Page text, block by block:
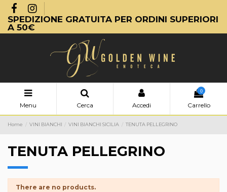
SPEDIZIONE GRATUITA PER ORDINI SUPERIORI
A 50€
Menu Cerca Accedi
0
Carrello
Home VINI BIANCHI VINI BIANCHI SICILIA TENUTA PELLEGRINO
TENUTA PELLEGRINO
There are no products.